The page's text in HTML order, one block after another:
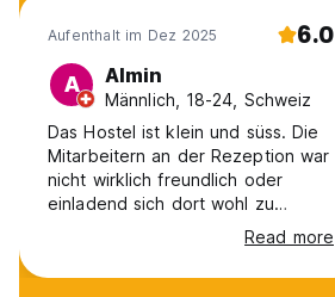
Aufenthalt im Dez 2025 6.0
A Almin
Männlich, 18-24, Schweiz
Das Hostel ist klein und süss. Die
Mitarbeitern an der Rezeption war
nicht wirklich freundlich oder
einladend sich dort wohl zu
fühlen. Desweiteren gab es kaum
andere Kundschaft und das ganze
Hostel war sehr tot in der
Read more